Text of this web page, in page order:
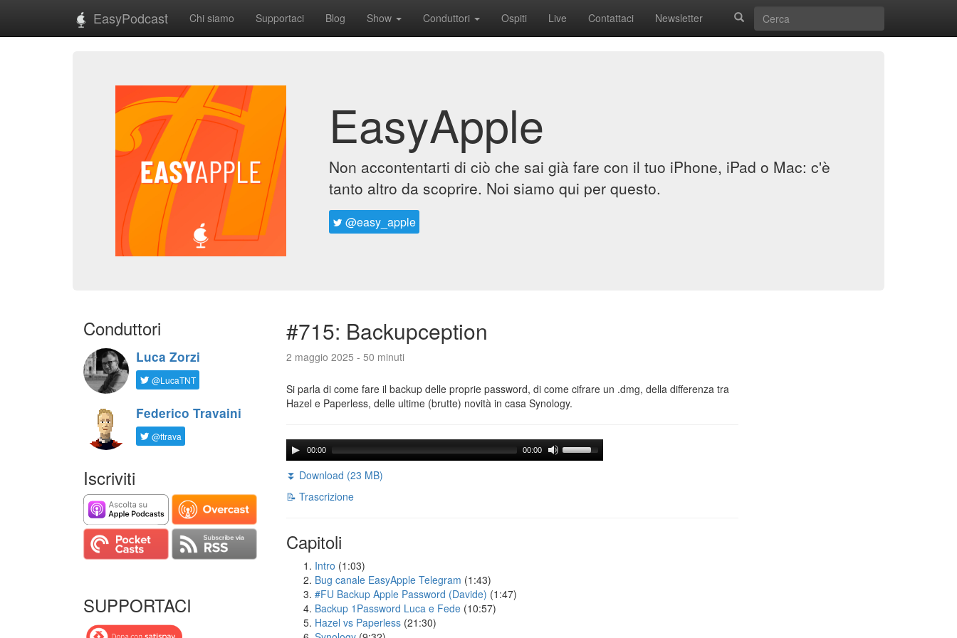
EasyPodcast Chi siamo Supportaci Blog Show Conduttori Ospiti Live Contattaci Newsletter
EasyApple
Non accontentarti di ciò che sai già fare con il tuo iPhone, iPad o Mac: c'è
tanto altro da scoprire. Noi siamo qui per questo.
@easy_apple
Conduttori
Luca Zorzi
@LucaTNT
Federico Travaini
@ftrava
Iscriviti
SUPPORTACI
#715: Backupception
2 maggio 2025 - 50 minuti
Si parla di come fare il backup delle proprie password, di come cifrare un .dmg, della differenza tra
Hazel e Paperless, delle ultime (brutte) novità in casa Synology.
00:00 00:00
⏬ Download (23 MB)
📝 Trascrizione
Capitoli
Intro (1:03)
Bug canale EasyApple Telegram (1:43)
#FU Backup Apple Password (Davide) (1:47)
Backup 1Password Luca e Fede (10:57)
Hazel vs Paperless (21:30)